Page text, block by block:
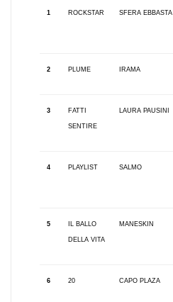
1 ROCKSTAR SFERA EBBASTA
2 PLUME IRAMA
3 FATTI
SENTIRE
LAURA PAUSINI
4 PLAYLIST SALMO
5 IL BALLO
DELLA VITA
MANESKIN
6 20 CAPO PLAZA